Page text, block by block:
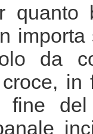
quanto
da
fine